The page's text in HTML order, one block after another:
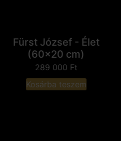
Fürst József - Élet
(60x20 cm)
289 000 Ft
Kosárba teszem